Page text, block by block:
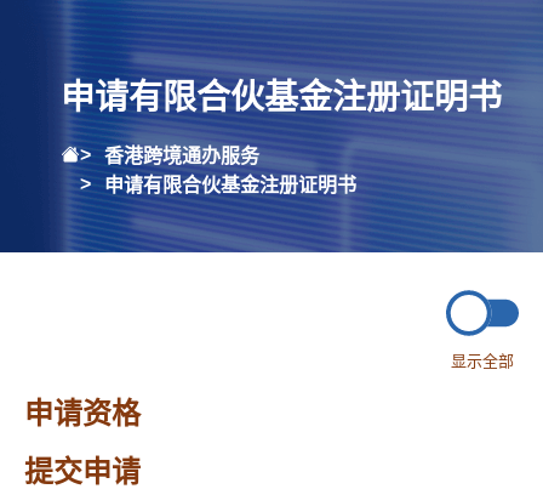
申请有限合伙基金注册证明书
香港跨境通办服务
申请有限合伙基金注册证明书
显示全部
申请资格
提交申请